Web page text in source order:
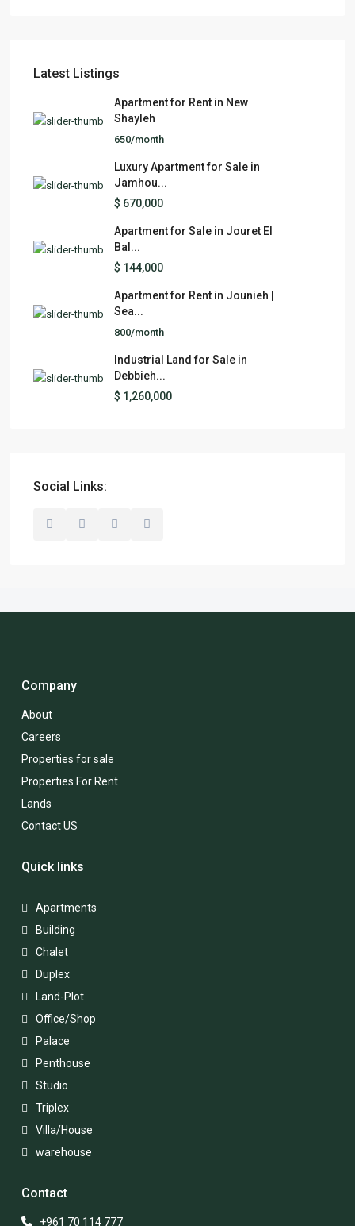
Latest Listings
Apartment for Rent in New
Shayleh
650/month
Luxury Apartment for Sale in
Jamhou...
$ 670,000
Apartment for Sale in Jouret El
Bal...
$ 144,000
Apartment for Rent in Jounieh |
Sea...
800/month
Industrial Land for Sale in
Debbieh...
$ 1,260,000
Social Links:
Company
About
Careers
Properties for sale
Properties For Rent
Lands
Contact US
Quick links
Apartments
Building
Chalet
Duplex
Land-Plot
Office/Shop
Palace
Penthouse
Studio
Triplex
Villa/House
warehouse
Contact
+961 70 114 777